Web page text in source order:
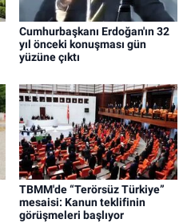
Cumhurbaşkanı Erdoğan'ın 32
yıl önceki konuşması gün
yüzüne çıktı
TBMM'de “Terörsüz Türkiye”
mesaisi: Kanun teklifinin
görüşmeleri başlıyor